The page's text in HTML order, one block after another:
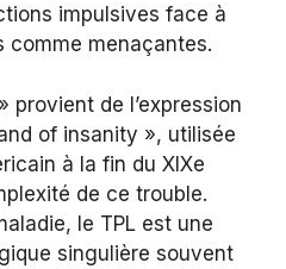
impulsives face à
comme menaçantes.
provient de l’expression
of insanity », utilisée
à la fin du XIXe
de ce trouble.
le TPL est une
singulière souvent